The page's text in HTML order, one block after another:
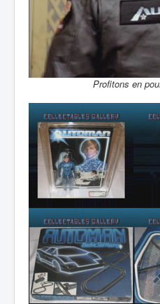
Profitons en